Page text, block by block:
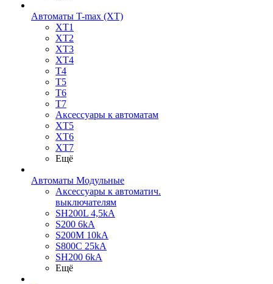
Автоматы T-max (XT)
XT1
XT2
XT3
XT4
T4
T5
T6
T7
Аксессуары к автоматам
XT5
XT6
XT7
Ещё
Автоматы Модульные
Аксессуары к автоматич.
выключателям
SH200L 4,5kA
S200 6kA
S200M 10kA
S800C 25kA
SH200 6kA
Ещё